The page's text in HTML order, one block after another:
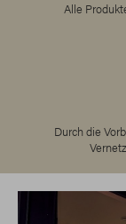
Alle
Durch die